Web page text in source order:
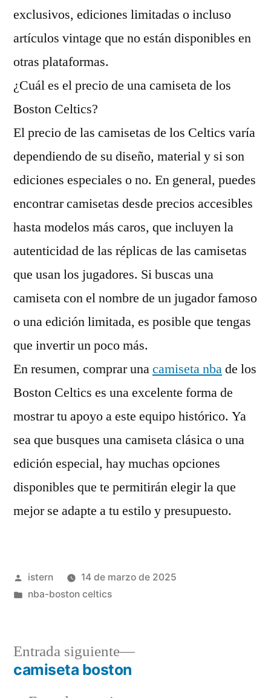
exclusivos, ediciones limitadas o incluso
artículos vintage que no están disponibles en
otras plataformas.
¿Cuál es el precio de una camiseta de los
Boston Celtics?
El precio de las camisetas de los Celtics varía
dependiendo de su diseño, material y si son
ediciones especiales o no. En general, puedes
encontrar camisetas desde precios accesibles
hasta modelos más caros, que incluyen la
autenticidad de las réplicas de las camisetas
que usan los jugadores. Si buscas una
camiseta con el nombre de un jugador famoso
o una edición limitada, es posible que tengas
que invertir un poco más.
En resumen, comprar unacamiseta nbade los
Boston Celtics es una excelente forma de
mostrar tu apoyo a este equipo histórico. Ya
sea que busques una camiseta clásica o una
edición especial, hay muchas opciones
disponibles que te permitirán elegir la que
mejor se adapte a tu estilo y presupuesto.
Publicado
por
istern
14 de marzo de 2025
Publicado
nba-boston celtics
Navegación
Entrada siguiente
Entrada
camiseta boston